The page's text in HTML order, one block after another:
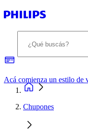
Chupones